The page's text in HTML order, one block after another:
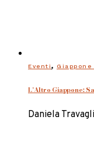
Eventi,
L’Altro Giappone:
Daniela